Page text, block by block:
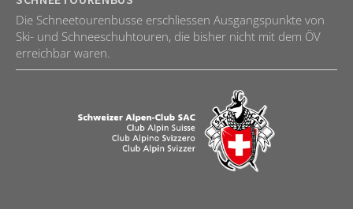
Die Schneetourenbusse erschliessen Ausgangspunkte von
Ski- und Schneeschuhtouren, die bisher nicht mit dem ÖV
erreichbar waren.